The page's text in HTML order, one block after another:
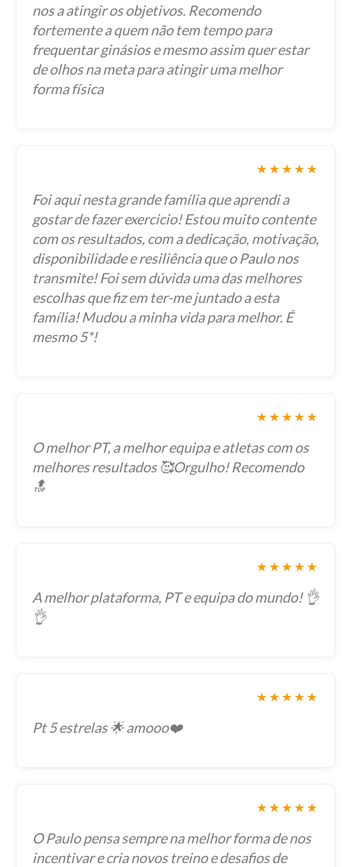
nos a atingir os objetivos. Recomendo
fortemente a quem não tem tempo para
frequentar ginásios e mesmo assim quer estar
de olhos na meta para atingir uma melhor
forma física
★★★★★
Foi aqui nesta grande família que aprendi a
gostar de fazer exercicio! Estou muito contente
com os resultados, com a dedicação, motivação,
disponibilidade e resiliência que o Paulo nos
transmite! Foi sem dúvida uma das melhores
escolhas que fiz em ter-me juntado a esta
família! Mudou a minha vida para melhor. É
mesmo 5*!
★★★★★
O melhor PT, a melhor equipa e atletas com os
melhores resultados 🥰Orgulho! Recomendo
🔝
★★★★★
A melhor plataforma, PT e equipa do mundo! 👌
👌
★★★★★
Pt 5 estrelas 🌟 amooo❤️
★★★★★
O Paulo pensa sempre na melhor forma de nos
incentivar e cria novos treino e desafios de